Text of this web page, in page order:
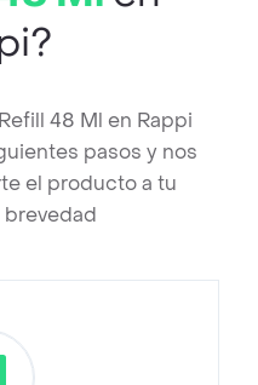
48 Ml en Rappi
pasos y nos
el producto a tu
brevedad